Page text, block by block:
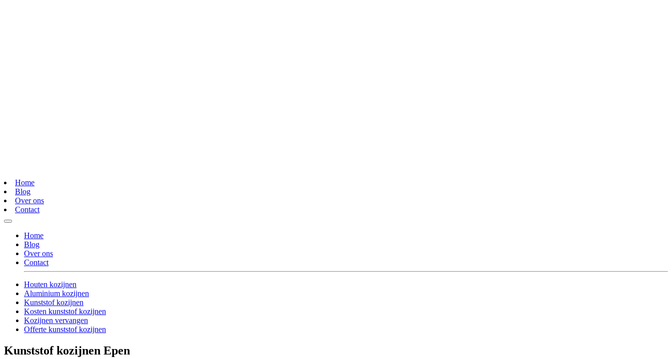
Home
Blog
Over ons
Contact
Home
Blog
Over ons
Contact
Houten kozijnen
Aluminium kozijnen
Kunststof kozijnen
Kosten kunststof kozijnen
Kozijnen vervangen
Offerte kunststof kozijnen
Kunststof kozijnen Epen